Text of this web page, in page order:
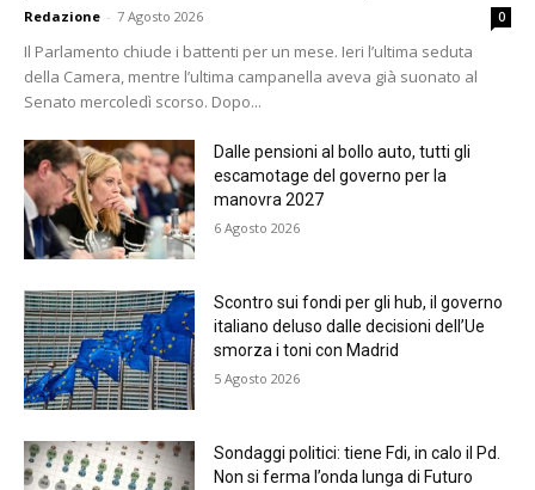
Redazione - 7 Agosto 2026 0
Il Parlamento chiude i battenti per un mese. Ieri l’ultima seduta
della Camera, mentre l’ultima campanella aveva già suonato al
Senato mercoledì scorso. Dopo...
Dalle pensioni al bollo auto, tutti gli
escamotage del governo per la
manovra 2027
6 Agosto 2026
Scontro sui fondi per gli hub, il governo
italiano deluso dalle decisioni dell’Ue
smorza i toni con Madrid
5 Agosto 2026
Sondaggi politici: tiene Fdi, in calo il Pd.
Non si ferma l’onda lunga di Futuro